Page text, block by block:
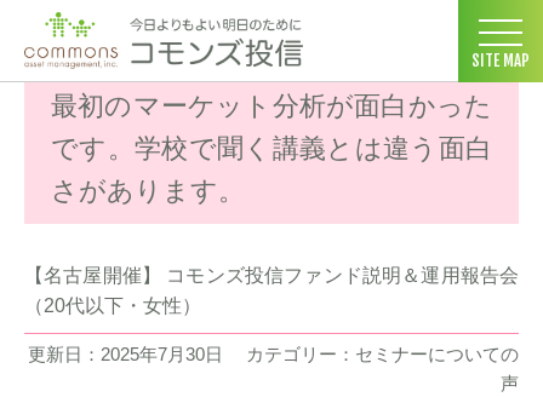
SITE MAP
コモンズ投信 ホーム >お客様の声 > >最初
最初のマーケット分析が面白かった
です。学校で聞く講義とは違う面白
さがあります。
【名古屋開催】 コモンズ投信ファンド説明＆運用報告会
（20代以下・女性）
更新日：2025年7月30日
カテゴリー：セミナーについての
声